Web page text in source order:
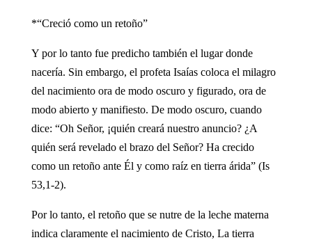
*“Creció como un retoño”
Y por lo tanto fue predicho también el lugar donde
nacería. Sin embargo, el profeta Isaías coloca el milagro
del nacimiento ora de modo oscuro y figurado, ora de
modo abierto y manifiesto. De modo oscuro, cuando
dice: “Oh Señor, ¡quién creará nuestro anuncio? ¿A
quién será revelado el brazo del Señor? Ha crecido
como un retoño ante Él y como raíz en tierra árida” (Is
53,1-2).
Por lo tanto, el retoño que se nutre de la leche materna
indica claramente el nacimiento de Cristo, La tierra